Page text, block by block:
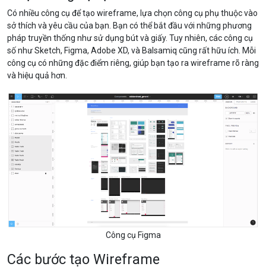
Có nhiều công cụ để tạo wireframe, lựa chọn công cụ phụ thuộc vào
sở thích và yêu cầu của bạn. Bạn có thể bắt đầu với những phương
pháp truyền thống như sử dụng bút và giấy. Tuy nhiên, các công cụ
số như Sketch, Figma, Adobe XD, và Balsamiq cũng rất hữu ích. Mỗi
công cụ có những đặc điểm riêng, giúp bạn tạo ra wireframe rõ ràng
và hiệu quả hơn.
Công cụ Figma
Các bước tạo Wireframe